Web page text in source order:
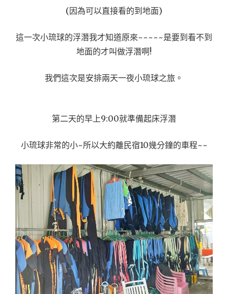
(因為可以直接看的到地面)
這一次小琉球的浮潛我才知道原來~~~~~是要到看不到
地面的才叫做浮潛啊!
我們這次是安排兩天一夜小琉球之旅。
第二天的早上9:00就準備起床浮潛
小琉球非常的小~所以大約離民宿10幾分鐘的車程~~